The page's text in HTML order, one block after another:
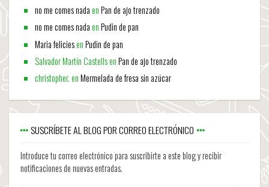
no me comes nadaenPan de ajo trenzado
no me comes nadaenPudin de pan
Maria feliciesenPudin de pan
Salvador Martín CastellsenPan de ajo trenzado
christopher.enMermelada de fresa sin azúcar
SUSCRÍBETE AL BLOG POR CORREO ELECTRÓNICO
Introduce tu correo electrónico para suscribirte a este blog y recibir
notificaciones de nuevas entradas.